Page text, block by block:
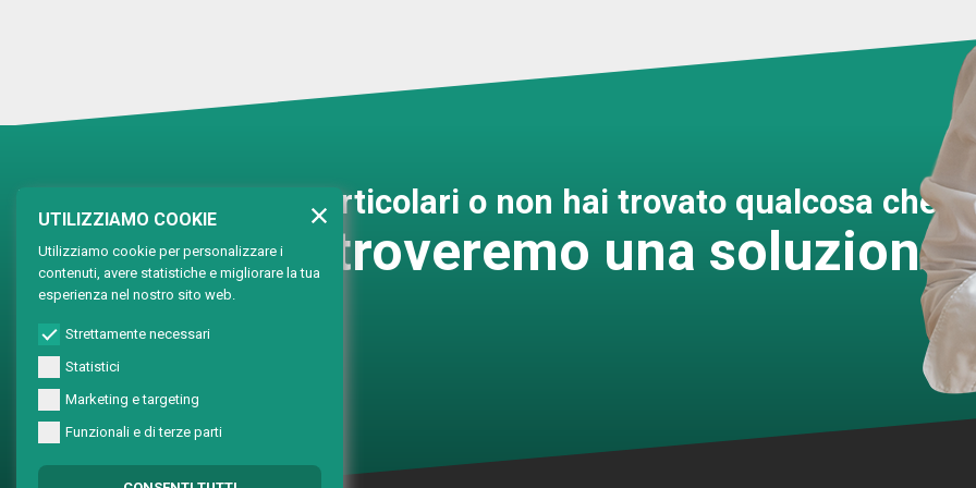
Hai delle richieste particolari o non hai trovato qualcosa che
Contattaci e troveremo una soluzione
Soluzioni personalizzate
UTILIZZIAMO COOKIE
Utilizziamo cookie per personalizzare i
contenuti, avere statistiche e migliorare la tua
esperienza nel nostro sito web.
Strettamente necessari
Statistici
Marketing e targeting
Funzionali e di terze parti